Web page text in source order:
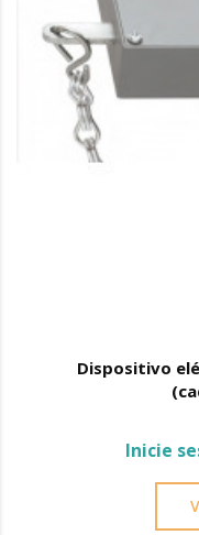
Dispositivo
Inicie